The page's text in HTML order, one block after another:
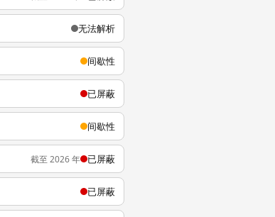
无法解析
间歇性
已屏蔽
间歇性
截至 2026 年 已屏蔽
已屏蔽